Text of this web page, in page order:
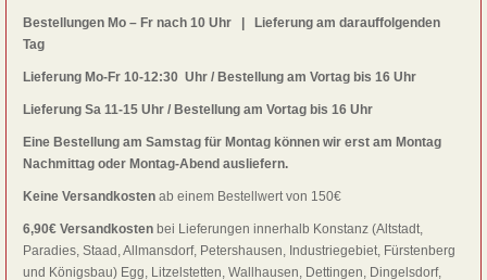
Bestellungen Mo – Fr nach 10 Uhr | Lieferung am darauffolgenden
Tag
Lieferung Mo-Fr 10-12:30 Uhr / Bestellung am Vortag bis 16 Uhr
Lieferung Sa 11-15 Uhr / Bestellung am Vortag bis 16 Uhr
Eine Bestellung am Samstag für Montag können wir erst am Montag
Nachmittag oder Montag-Abend ausliefern.
Keine Versandkosten ab einem Bestellwert von 150€
6,90€ Versandkosten bei Lieferungen innerhalb Konstanz (Altstadt,
Paradies, Staad, Allmansdorf, Petershausen, Industriegebiet, Fürstenberg
und Königsbau) Egg, Litzelstetten, Wallhausen, Dettingen, Dingelsdorf,